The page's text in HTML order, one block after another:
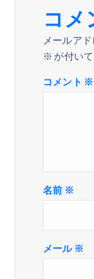
コメ
メールア
※ が付い
コメント ※
名前 ※
メール ※